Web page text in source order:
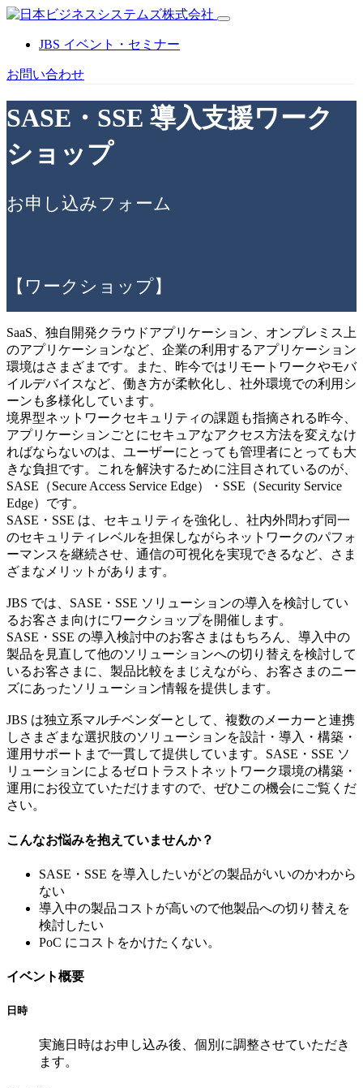
JBS イベント・セミナー
お問い合わせ
SASE・SSE 導入支援ワーク
ショップ
お申し込みフォーム
【ワークショップ】
SaaS、独自開発クラウドアプリケーション、オンプレミス上
のアプリケーションなど、企業の利用するアプリケーション
環境はさまざまです。また、昨今ではリモートワークやモバ
イルデバイスなど、働き方が柔軟化し、社外環境での利用シ
ーンも多様化しています。
境界型ネットワークセキュリティの課題も指摘される昨今、
アプリケーションごとにセキュアなアクセス方法を変えなけ
ればならないのは、ユーザーにとっても管理者にとっても大
きな負担です。これを解決するために注目されているのが、
SASE（Secure Access Service Edge）・SSE（Security Service
Edge）です。
SASE・SSE は、セキュリティを強化し、社内外問わず同一
のセキュリティレベルを担保しながらネットワークのパフォ
ーマンスを継続させ、通信の可視化を実現できるなど、さま
ざまなメリットがあります。
JBS では、SASE・SSE ソリューションの導入を検討してい
るお客さま向けにワークショップを開催します。
SASE・SSE の導入検討中のお客さまはもちろん、導入中の
製品を見直して他のソリューションへの切り替えを検討して
いるお客さまに、製品比較をまじえながら、お客さまのニー
ズにあったソリューション情報を提供します。
JBS は独立系マルチベンダーとして、複数のメーカーと連携
しさまざまな選択肢のソリューションを設計・導入・構築・
運用サポートまで一貫して提供しています。SASE・SSE ソ
リューションによるゼロトラストネットワーク環境の構築・
運用にお役立ていただけますので、ぜひこの機会にご覧くだ
さい。
こんなお悩みを抱えていませんか？
SASE・SSE を導入したいがどの製品がいいのかわから
ない
導入中の製品コストが高いので他製品への切り替えを
検討したい
PoC にコストをかけたくない。
イベント概要
日時
実施日時はお申し込み後、個別に調整させていただき
ます。